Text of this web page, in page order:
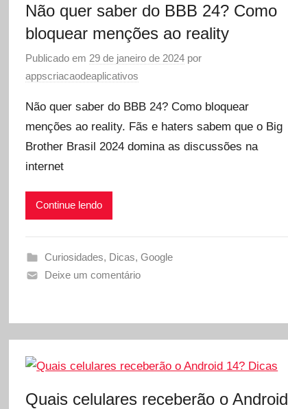
Não quer saber do BBB 24? Como
bloquear menções ao reality
Publicado em 29 de janeiro de 2024 por
appscriacaodeaplicativos
Não quer saber do BBB 24? Como bloquear
menções ao reality. Fãs e haters sabem que o Big
Brother Brasil 2024 domina as discussões na
internet
Continue lendo
Curiosidades, Dicas, Google
Deixe um comentário
Quais celulares receberão o Android